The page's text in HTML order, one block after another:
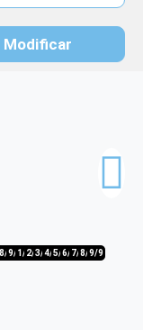
Modificar
8/99/91/92/93/94/95/96/97/98/99/9